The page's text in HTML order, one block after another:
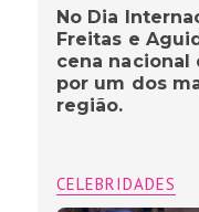
No Dia
Freitas e
cena nacional
por um dos
região.
CELEBRIDADES